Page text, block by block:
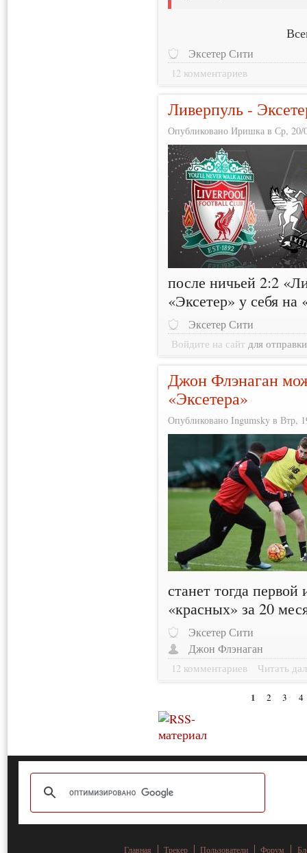
Эксетер Сити
12 комментариев
Ливерпуль -
Опубликовано Иришка в Ср, 20/
после ничьей 2:2
«Эксетер» у себя
Эксетер Сити
Войдите на сайт для
Джон Флэнаган
«Эксетера»
Опубликовано Ingumsky в Втр,
станет тогда
«красных» за 20
Эксетер Сити
Джон Флэнаган
12 комментариев Читать
1 2 3 4
Главная Трекер Пользователи Форум